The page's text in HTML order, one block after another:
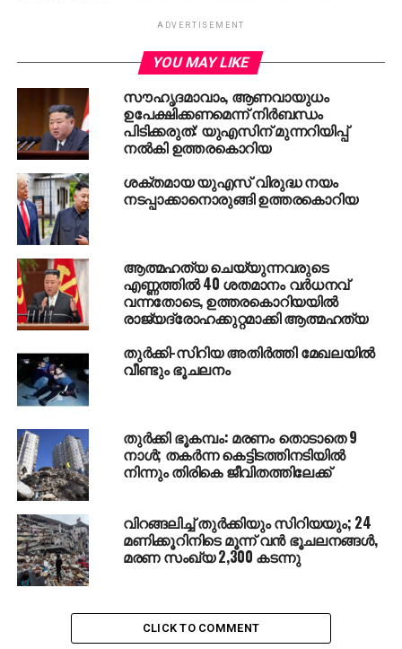
യു.എന്‍ പൊതുസഭയില്‍ ഇന്ത്യക്ക്
മറുപടിയുമായി പാക്കിസ്ഥാന്‍
ഓണം ബംബര്‍: മന്ത്രി തോമസ് ഐസക്കിനും
സമ്മാനം
ADVERTISEMENT
YOU MAY LIKE
സൗഹൃദമാവാം, ആണവായുധം
ഉപേക്ഷിക്കണമെന്ന് നിര്‍ബന്ധം
പിടിക്കരുത്: യുഎസിന് മുന്നറിയിപ്പ്
നല്‍കി ഉത്തരകൊറിയ
ശക്തമായ യുഎസ് വിരുദ്ധ നയം
നടപ്പാക്കാനൊരുങ്ങി ഉത്തരകൊറിയ
ആത്മഹത്യ ചെയ്യുന്നവരുടെ
എണ്ണത്തില്‍ 40 ശതമാനം വര്‍ധനവ്
വന്നതോടെ, ഉത്തരകൊറിയയില്‍
രാജ്യദ്രോഹക്കുറ്റമാക്കി ആത്മഹത്യ
തുര്‍ക്കി-സിറിയ അതിര്‍ത്തി മേഖലയില്‍
വീണ്ടും ഭൂചലനം
തുര്‍ക്കി ഭൂകമ്പം: മരണം തൊടാതെ 9
നാള്‍; തകര്‍ന്ന കെട്ടിടത്തിനടിയില്‍
നിന്നും തിരികെ ജീവിതത്തിലേക്ക്
വിറങ്ങലിച്ച് തുര്‍ക്കിയും സിറിയയും; 24
മണിക്കൂറിനിടെ മൂന്ന് വന്‍ ഭൂചലനങ്ങള്‍,
മരണ സംഖ്യ 2,300 കടന്നു
CLICK TO COMMENT